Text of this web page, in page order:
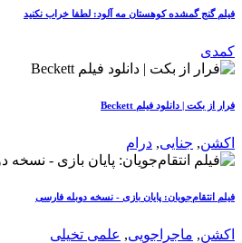
فیلم گنج گمشده کوهستان مه آلود: لطفا خراب نکنید
کمدی
فرار از بکت | دانلود فیلم Beckett
اکشن, جنایی, درام
فیلم انتقام‌جویان: پایان بازی - نسخه دوبله فارسی
اکشن, ماجراجویی, علمی تخیلی